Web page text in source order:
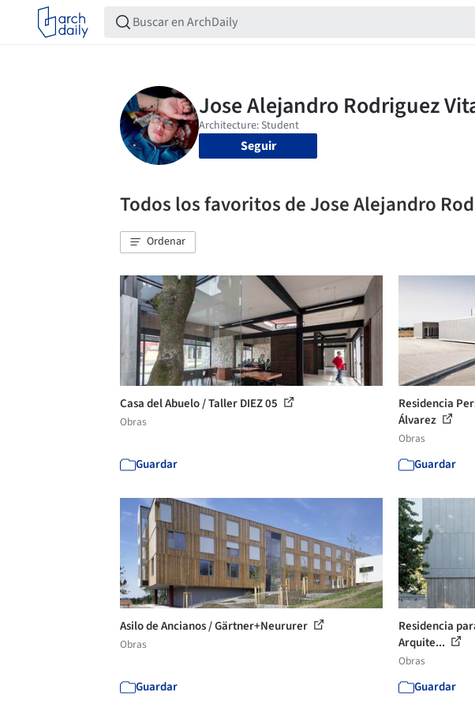
Seguir
Todos los favoritos de Jose Alejandro
Ordenar
Casa del Abuelo / Taller DIEZ 05
Obras
Guardar
Residencia
Álvarez
Obras
Guardar
Asilo de Ancianos / Gärtner+Neururer
Obras
Guardar
Residencia
Arquite...
Obras
Guardar